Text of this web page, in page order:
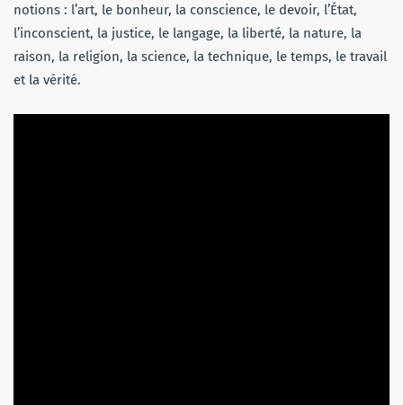
notions : l’art, le bonheur, la conscience, le devoir, l’État,
l’inconscient, la justice, le langage, la liberté, la nature, la
raison, la religion, la science, la technique, le temps, le travail
et la vérité.